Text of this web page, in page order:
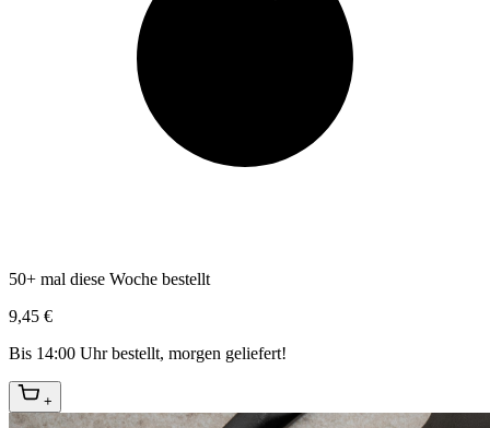
50+ mal diese Woche bestellt
9,45 €
Bis 14:00 Uhr bestellt, morgen geliefert!
+